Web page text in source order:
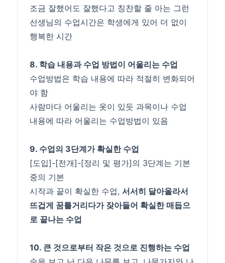
조금 잘했어도 잘했다고 칭찬할 줄 아는 그런
선생님의 수업시간은 학생에게 있어 더 없이
행복한 시간
8. 학습 내용과 수업 방법이 어울리는 수업
수업방법은 학습 내용에 따라 적절히 변화되어
야 함
사람마다 어울리는 옷이 있듯 과목이나 수업
내용에 따라 어울리는 수업방법이 있음
9. 수업의 3단계가 확실한 수업
[도입]-[전개]-[정리 및 평가]의 3단계는 기본
중의 기본
시작과 끝이 확실한 수업,서서히 달아올라서
뜨겁게 꿈틀거리다가 잦아들어 확실한 매듭으
로 끝나는 수업
10. 큰 것으로부터 작은 것으로 진행하는 수업